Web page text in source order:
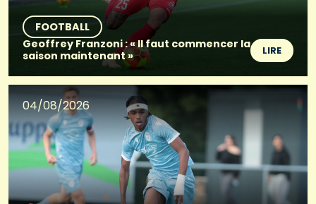
FOOTBALL
Geoffrey Franzoni : « Il faut commencer la
saison maintenant »
LIRE
04/08/2026